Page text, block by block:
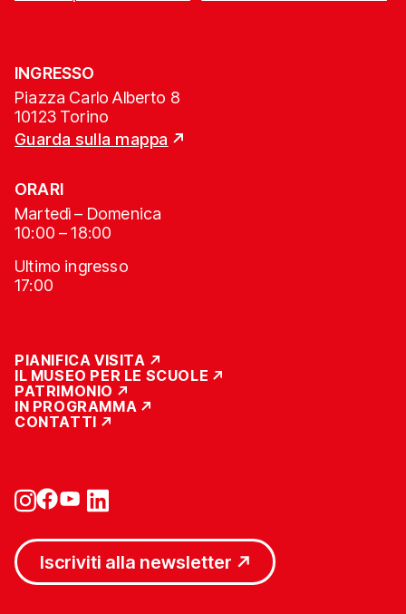
INGRESSO
Piazza Carlo Alberto 8
10123 Torino
Guarda sulla mappa
ORARI
Martedì – Domenica
10:00 – 18:00
Ultimo ingresso
17:00
PIANIFICA VISITA
IL MUSEO PER LE SCUOLE
PATRIMONIO
IN PROGRAMMA
CONTATTI
Iscriviti alla newsletter